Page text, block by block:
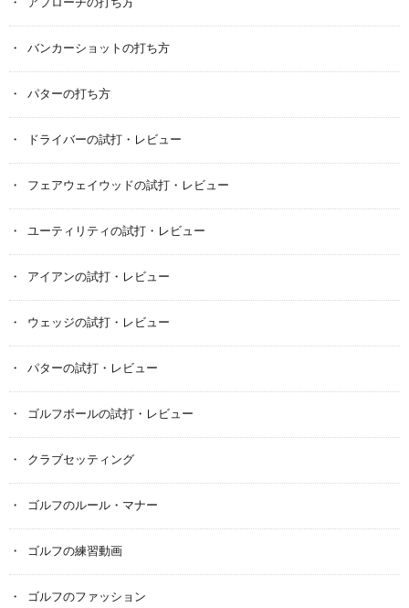
アプローチの打ち方
バンカーショットの打ち方
パターの打ち方
ドライバーの試打・レビュー
フェアウェイウッドの試打・レビュー
ユーティリティの試打・レビュー
アイアンの試打・レビュー
ウェッジの試打・レビュー
パターの試打・レビュー
ゴルフボールの試打・レビュー
クラブセッティング
ゴルフのルール・マナー
ゴルフの練習動画
ゴルフのファッション